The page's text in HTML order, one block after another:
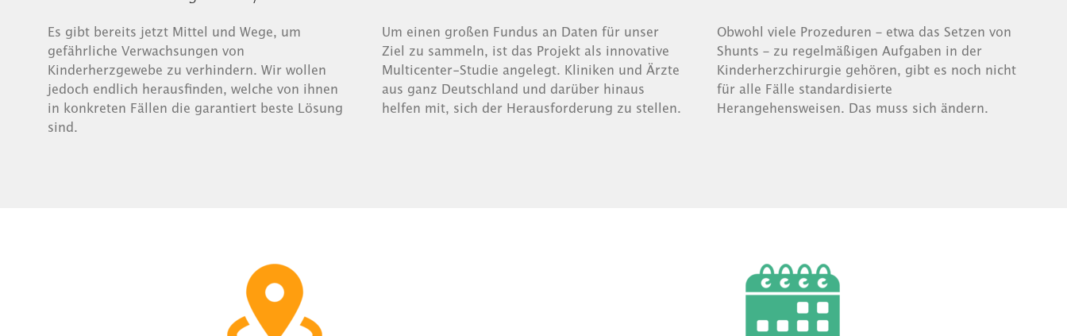
Es gibt bereits jetzt Mittel und Wege, um
gefährliche Verwachsungen von
Kinderherzgewebe zu verhindern. Wir wollen
jedoch endlich herausfinden, welche von ihnen
in konkreten Fällen die garantiert beste Lösung
sind.
Um einen großen Fundus an Daten für unser
Ziel zu sammeln, ist das Projekt als innovative
Multicenter-Studie angelegt. Kliniken und Ärzte
aus ganz Deutschland und darüber hinaus
helfen mit, sich der Herausforderung zu stellen.
Obwohl viele Prozeduren – etwa das Setzen von
Shunts – zu regelmäßigen Aufgaben in der
Kinderherzchirurgie gehören, gibt es noch nicht
für alle Fälle standardisierte
Herangehensweisen. Das muss sich ändern.